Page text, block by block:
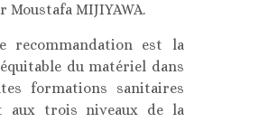
Moustafa MIJIYAWA.
recommandation est la
du matériel dans
formations sanitaires
aux trois niveaux de la